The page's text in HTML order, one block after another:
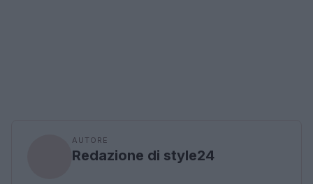
AUTORE
Redazione di style24